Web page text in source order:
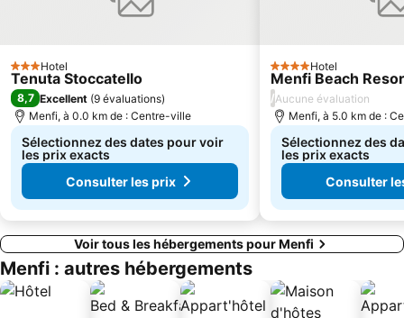
3 Étoiles
Hotel
Tenuta Stoccatello
8,7 Excellent (9 évaluations)
Menfi, à 0.0 km de : Centre-ville
Sélectionnez des dates pour voir
les prix exacts
Consulter les prix
4 ÉtoilesHotel
Menfi Beach
/Aucune évaluation
Menfi, à 5.0 km de :
Sélectionnez des
les prix exacts
Consulter
Voir tous les hébergements pour Menfi
Menfi : autres hébergements